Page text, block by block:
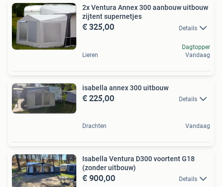
2x Ventura Annex 300 aanbouw uitbouw
zijtent supernetjes
€ 325,00 Details
Lieren
Dagtopper
Vandaag
isabella annex 300 uitbouw
€ 225,00 Details
Drachten Vandaag
Isabella Ventura D300 voortent G18
(zonder uitbouw)
€ 900,00 Details